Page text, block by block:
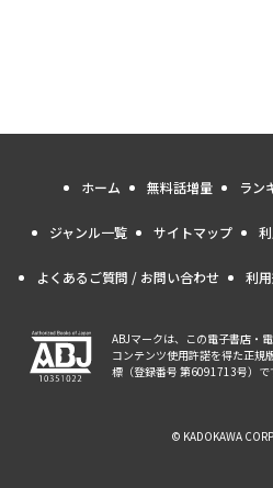
ホーム 無料話増量 ラン
ジャンル一覧 サイトマップ
よくあるご質問 / お問い合わせ 利
ABJマークは、この電子書店・
コンテンツ使用許諾を得た正規
標（登録番号 第6091713号）で
© KADOKAWA